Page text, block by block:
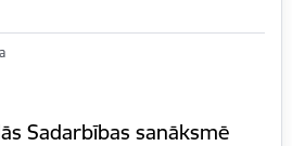
Sadarbības sanāksmē